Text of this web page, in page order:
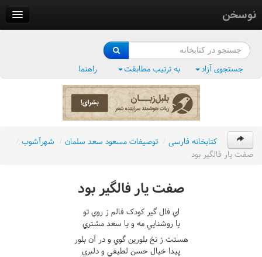
نوسخن
فرهنگ واژگان
جستجوی آزاد به ترتیب مطابقت راهنما
کتابخانه فارسی / توصيفات مسعود سعد سلمان / شهرآشوب /
صفت يار فالگير بود
صفت يار فالگير بود
اي فال گير کودک فالم ز روي تو
با روشنايي مه و با سعد مشتري
هستت ز نخ بلورين گوي و در آن بلور
پيدا خيال حسن لطيفي و دلبري